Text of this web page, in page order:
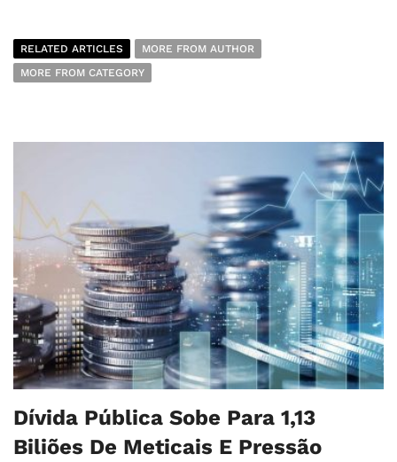
RELATED ARTICLES
MORE FROM AUTHOR
MORE FROM CATEGORY
Dívida Pública Sobe Para 1,13
Biliões De Meticais E Pressão